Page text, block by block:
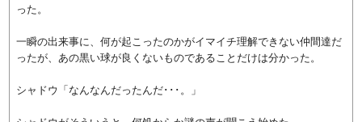
った。
一瞬の出来事に、何が起こったのかがイマイチ理解できない仲間達だ
ったが、あの黒い球が良くないものであることだけは分かった。
シャドウ「なんなんだったんだ･･･。」